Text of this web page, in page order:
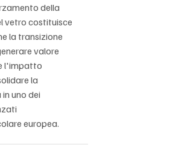
della
vetro costituisce
la transizione
valore
l'impatto
la
uno dei
europea.